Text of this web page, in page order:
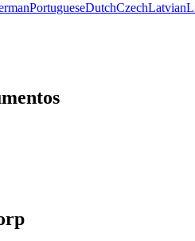
PortugueseDutchCzechLatvian